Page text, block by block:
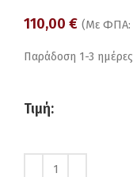
110,00 € (Με ΦΠΑ:
Παράδοση 1-3 ημέρες
Τιμή: